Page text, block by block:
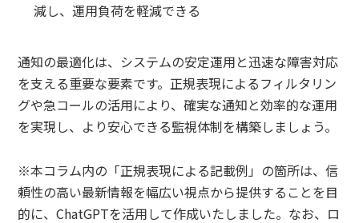
減し、運用負荷を軽減できる
通知の最適化は、システムの安定運用と迅速な障害対応
を支える重要な要素です。正規表現によるフィルタリン
グや急コールの活用により、確実な通知と効率的な運用
を実現し、より安心できる監視体制を構築しましょう。
※本コラム内の「正規表現による記載例」の箇所は、信
頼性の高い最新情報を幅広い視点から提供することを目
的に、ChatGPTを活用して作成いたしました。なお、ロ